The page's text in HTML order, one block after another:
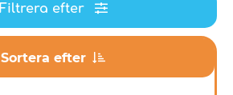
Filtrera efter
Sortera efter